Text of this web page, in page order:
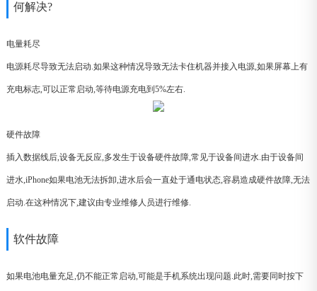
何解决?
电量耗尽
电源耗尽导致无法启动.如果这种情况导致无法卡住机器并接入电源,如果屏幕上有
充电标志,可以正常启动,等待电源充电到5%左右.
硬件故障
插入数据线后,设备无反应,多发生于设备硬件故障,常见于设备间进水.由于设备间
进水,iPhone如果电池无法拆卸,进水后会一直处于通电状态,容易造成硬件故障,无法
启动.在这种情况下,建议由专业维修人员进行维修.
软件故障
如果电池电量充足,仍不能正常启动,可能是手机系统出现问题.此时,需要同时按下